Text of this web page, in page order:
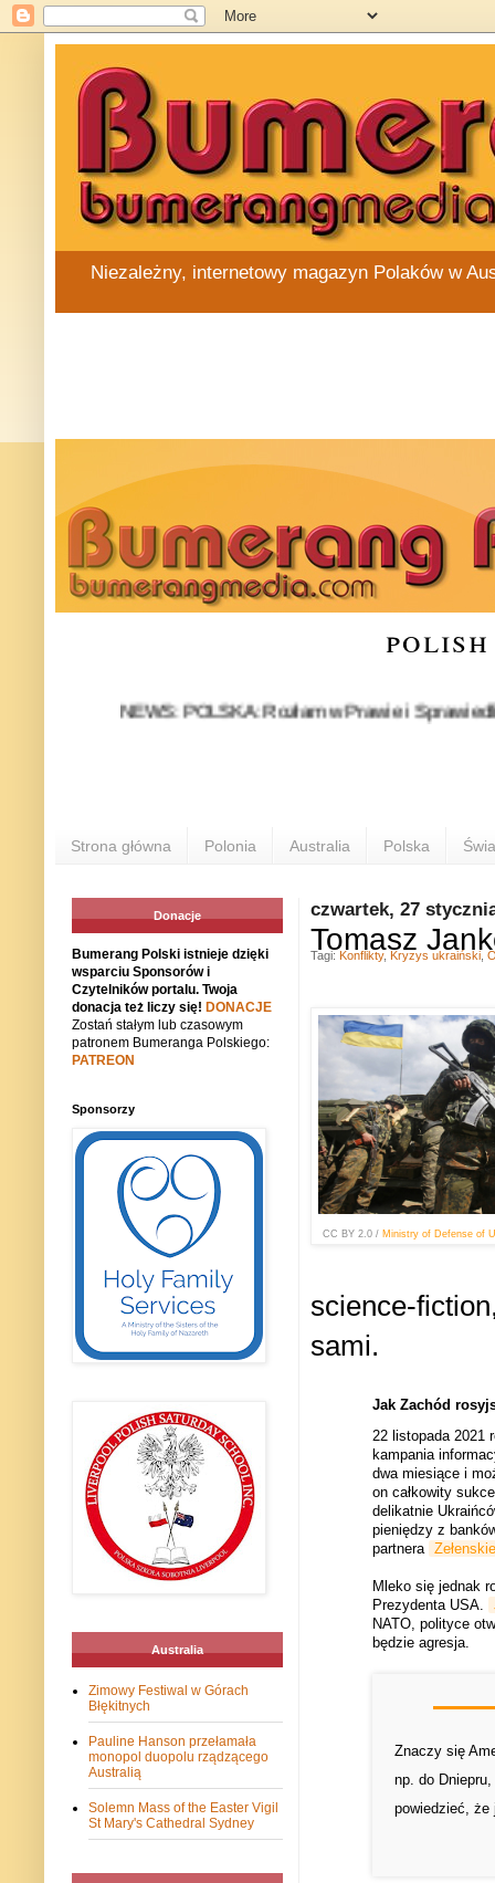
Niezależny, internetowy magazyn Polaków w
NEWS: POLSKA: Rozłam w Prawie i
Strona główna Polonia Australia Polska
czwartek, 27
Tomasz
CC BY 2.0/ Ministry of Defense of
science-
sami.
Jak Zachód
22 listopada 2021
kampania
dwa miesiące i
on całkowity
delikatnie
pieniędzy z
partnera
Mleko się jednak
Prezydenta USA.
NATO, polityce
będzie agresja.
Znaczy się
np. do
powiedzieć, że
Tagi: Konflikty, Kryzys ukraiński
Donacje
Bumerang Polski istnieje dzięki
wsparciu Sponsorów i
Czytelników portalu. Twoja
donacja też liczy się! DONACJE
Zostań stałym lub czasowym
patronem Bumeranga Polskiego:
PATREON
Sponsorzy
Australia
Zimowy Festiwal w Górach
Błękitnych
Pauline Hanson przełamała
monopol duopolu rządzącego
Australią
Solemn Mass of the Easter Vigil
St Mary's Cathedral Sydney